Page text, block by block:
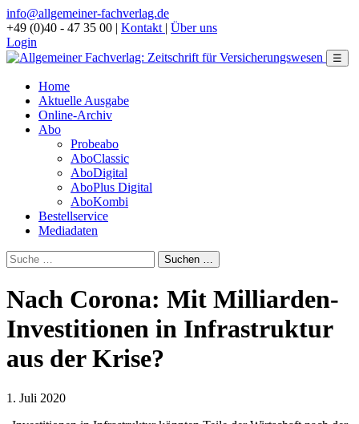
info@allgemeiner-fachverlag.de
+49 (0)40 - 47 35 00 | Kontakt | Über uns
Login
☰
Home
Aktuelle Ausgabe
Online-Archiv
Abo
Probeabo
AboClassic
AboDigital
AboPlus Digital
AboKombi
Bestellservice
Mediadaten
Nach Corona: Mit Milliarden-
Investitionen in Infrastruktur
aus der Krise?
1. Juli 2020